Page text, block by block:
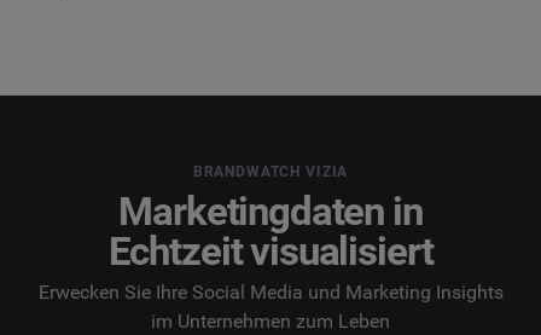
BRANDWATCH VIZIA
Marketingdaten in
Echtzeit visualisiert
Erwecken Sie Ihre Social Media und Marketing Insights
im Unternehmen zum Leben